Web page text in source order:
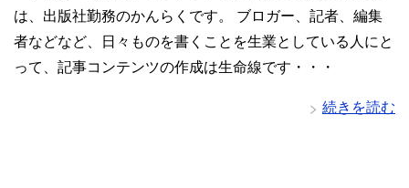
は、出版社勤務のかんらくです。 ブロガー、記者、編集
者などなど、日々ものを書くことを生業としている人にと
って、記事コンテンツの作成は生命線です・・・
続きを読む